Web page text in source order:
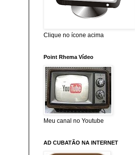
Clique no ícone acima
Point Rhema Vídeo
Meu canal no Youtube
AD CUBATÃO NA INTERNET